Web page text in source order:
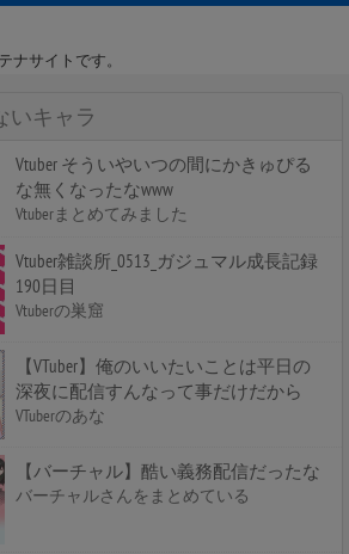
ナサイトです。
いキャラ
Vtuber そういやいつの間にかきゅぴる
な無くなったなwww
Vtuberまとめてみました
Vtuber雑談所_0513_ガジュマル成長記録
190日目
Vtuberの巣窟
【VTuber】俺のいいたいことは平日の
深夜に配信すんなって事だけだから
VTuberのあな
【バーチャル】酷い義務配信だったな
バーチャルさんをまとめている